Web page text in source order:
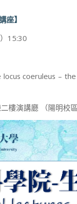
座】
15:30
coeruleus –
樓演講廳 （陽明校區